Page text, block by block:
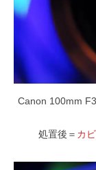
Canon 100mm
処置後＝ カ